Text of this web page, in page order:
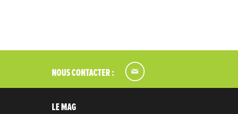
NOUS CONTACTER :
LE MAG